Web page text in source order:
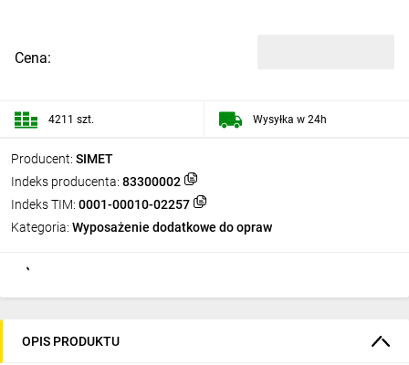
Producent: SIMET
Indeks producenta: 83300002
Indeks TIM: 0001-00010-02257
Kategoria: Wyposażenie dodatkowe do opraw
Cena:
4211 szt. Wysyłka w 24h
OPIS PRODUKTU